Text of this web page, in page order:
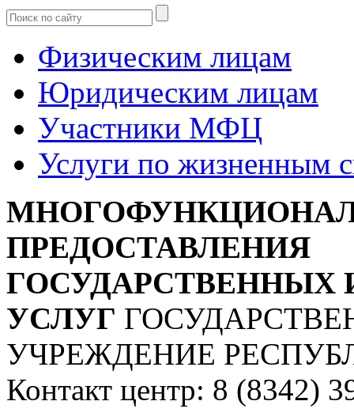
Физическим лицам
Юридическим лицам
Участники МФЦ
Услуги по жизненным
ПРЕДОСТАВЛЕНИЯ
УСЛУГ
УЧРЕЖДЕНИЕ
Контакт центр: 8 (8342)